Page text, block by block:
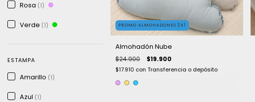
Rosa (1)
Verde (1)
ESTAMPA
Amarillo (1)
Azul (1)
PROMO ALMOHADONES 2X1
Almohadón Nube
$24.900 $19.900
$17.910 con Transferencia o depósito